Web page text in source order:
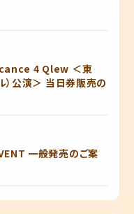
4 Qlew ＜東
）公演＞ 当日券販売の
一般発売のご案